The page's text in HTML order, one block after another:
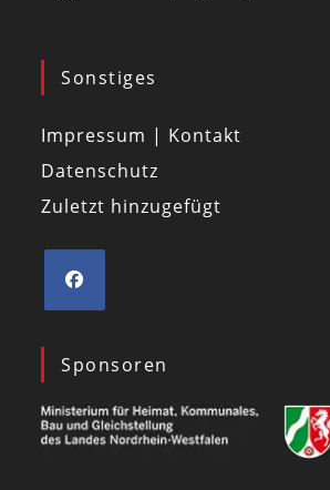
Sonstiges
Impressum | Kontakt
Datenschutz
Zuletzt hinzugefügt
Sponsoren